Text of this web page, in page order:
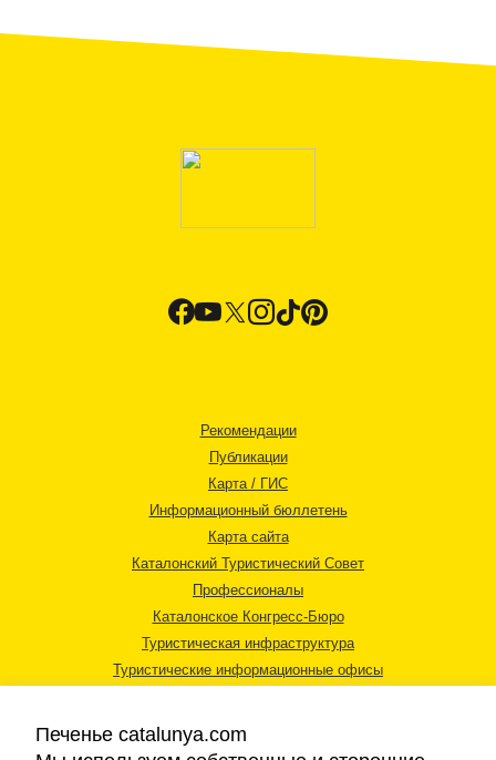
Рекомендации
Публикации
Карта / ГИС
Информационный бюллетень
Карта сайта
Каталонский Туристический Совет
Профессионалы
Каталонское Конгресс-Бюро
Туристическая инфраструктура
Туристические информационные офисы
Печенье catalunya.com